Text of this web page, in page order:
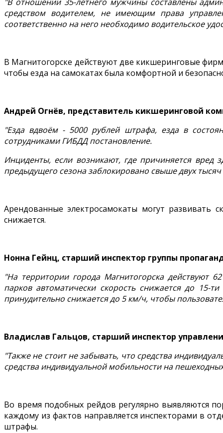
средством водителем, не имеющим права
соответственно на него необходимо водительское
В Магнитогорске действуют две кикшеринговые
чтобы езда на самокатах была комфортной и
Андрей Огнёв, представитель кикшеринговой
"Езда вдвоём - 5000 рублей штрафа, езда в
сотрудниками ГИБДД постановление.
Инциденты, если возникают, где причиняется
предыдущего сезона заблокировано свыше двух
Арендованные электросамокаты могут развивать
снижается.
Нонна Гейнц, старший инспектор группы
"На территории города Магнитогорска действуют
парков автоматически скорость снижается до 15-
принудительно снижается до 5 км/ч, чтобы
Владислав Гальцов, старший инспектор
"Также не стоит не забывать, что средства
средства индивидуальной мобильности на
Во время подобных рейдов регулярно выявляются
каждому из фактов направляется инспекторами в
штрафы.